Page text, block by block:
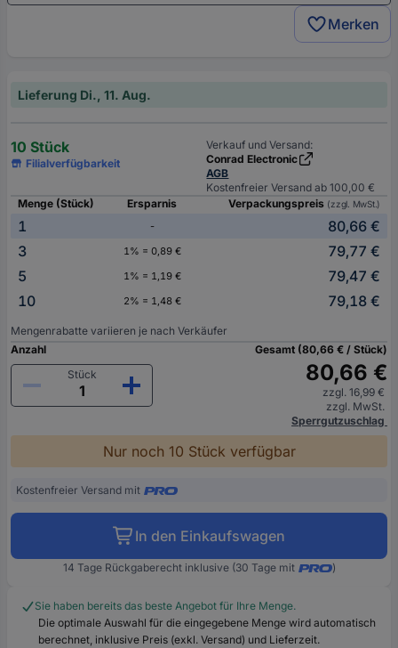
Merken
Lieferung Di., 11. Aug.
10 Stück
Filialverfügbarkeit
Verkauf und Versand:
Conrad Electronic
AGB
Kostenfreier Versand ab 100,00 €
Menge (Stück)
Ersparnis Verpackungspreis (zzgl. MwSt.)
1 -
80,66 €
3
1% = 0,89 €
79,77 €
5
1% = 1,19 €
79,47 €
10
2% = 1,48 € 79,18 €
Mengenrabatte variieren je nach Verkäufer
Anzahl
Stück
Gesamt (80,66 € / Stück)
80,66 €
zzgl. 16,99 €
zzgl. MwSt.
Sperrgutzuschlag
Nur noch 10 Stück verfügbar
Kostenfreier Versand mit
In den Einkaufswagen
14 Tage Rückgaberecht inklusive (30 Tage mit )
Sie haben bereits das beste Angebot für Ihre Menge.
Die optimale Auswahl für die eingegebene Menge wird automatisch
berechnet, inklusive Preis (exkl. Versand) und Lieferzeit.